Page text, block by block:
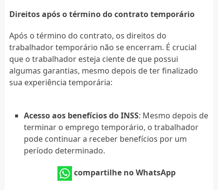
Direitos após o término do contrato temporário
Após o término do contrato, os direitos do
trabalhador temporário não se encerram. É crucial
que o trabalhador esteja ciente de que possui
algumas garantias, mesmo depois de ter finalizado
sua experiência temporária:
Acesso aos benefícios do INSS: Mesmo depois de
terminar o emprego temporário, o trabalhador
pode continuar a receber benefícios por um
período determinado.
compartilhe no WhatsApp